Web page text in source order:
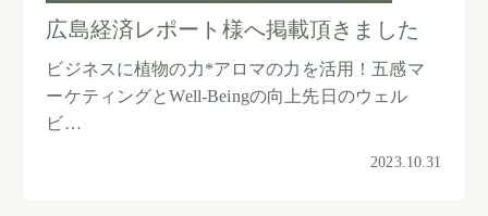
広島経済レポート様へ掲載頂きました
ビジネスに植物の力*アロマの力を活用！五感マ
ーケティングとWell-Beingの向上先日のウェル
ビ…
2023.10.31